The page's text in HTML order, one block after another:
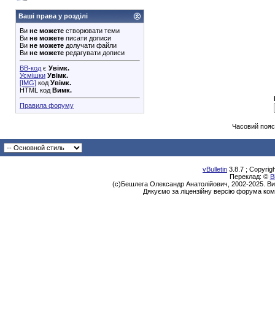
Ваші права у розділі
Ви не можете створювати теми
Ви не можете писати дописи
Ви не можете долучати файли
Ви не можете редагувати дописи
BB-код є Увімк.
Усмішки Увімк.
[IMG] код Увімк.
HTML код Вимк.
Правила форуму
Часовий
vBulletin 3.8.7 ;
Переклад: ©
(с)Бешлега Олександр Анатолійович, 2002-2025.
Дякуємо за ліцензійну версію форума